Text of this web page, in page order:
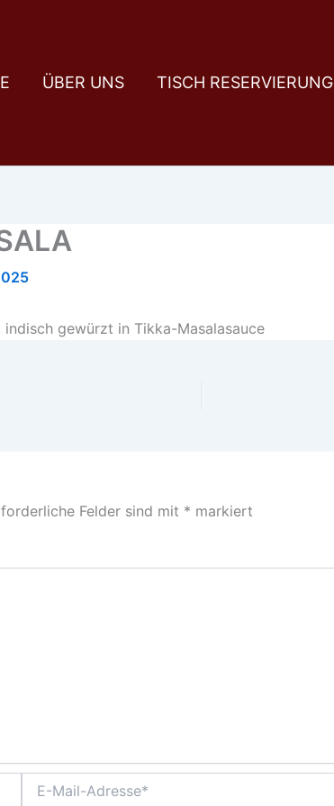
ÜBER UNS TISCH RESERVIERUNG
indisch gewürzt in Tikka-Masalasauce
Felder sind mit * markiert
Mail-